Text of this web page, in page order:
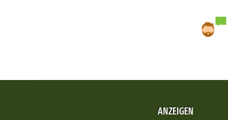
ANZEIGEN